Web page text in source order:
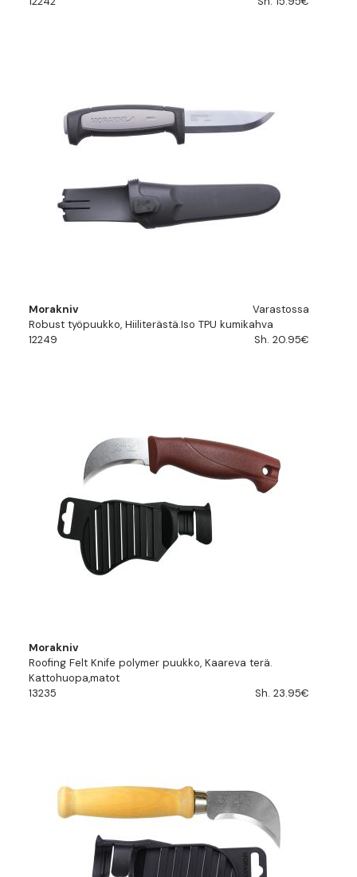
Morakniv
Varastossa
Robust työpuukko, Hiiliterästä.Iso TPU kumikahva
12249
Sh. 20.95€
Morakniv
Roofing Felt Knife polymer puukko, Kaareva terä.
Kattohuopa,matot
13235
Sh. 23.95€